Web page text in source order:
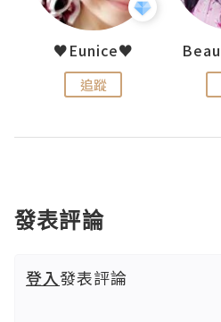
♥Eunice♥
追蹤
發表評論
登入發表評論